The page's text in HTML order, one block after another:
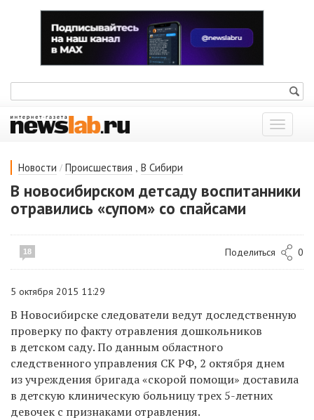
Показать
меню
Новости / Происшествия , В Сибири
В новосибирском детсаду воспитанники
отравились «супом» со спайсами
18 Поделиться 0
5 октября 2015 11:29
В Новосибирске следователи ведут доследственную
проверку по факту отравления дошкольников
в детском саду. По данным областного
следственного управления СК РФ, 2 октября днем
из учреждения бригада «скорой помощи» доставила
в детскую клиническую больницу трех 5-летних
девочек с признаками отравления.